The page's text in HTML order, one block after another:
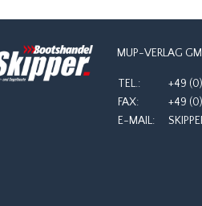
MUP-VERLAG
TEL.:
+49
FAX:
+49
E-MAIL: